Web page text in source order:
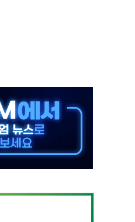
송영길 7.76%
양극화 심화
해프닝"